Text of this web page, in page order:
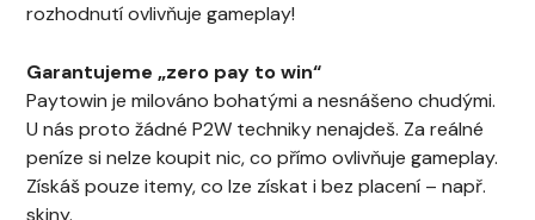
rozhodnutí ovlivňuje gameplay!
Garantujeme „zero pay to win“
Paytowin je milováno bohatými a nesnášeno chudými.
U nás proto žádné P2W techniky nenajdeš. Za reálné
peníze si nelze koupit nic, co přímo ovlivňuje gameplay.
Získáš pouze itemy, co lze získat i bez placení – např.
skiny.